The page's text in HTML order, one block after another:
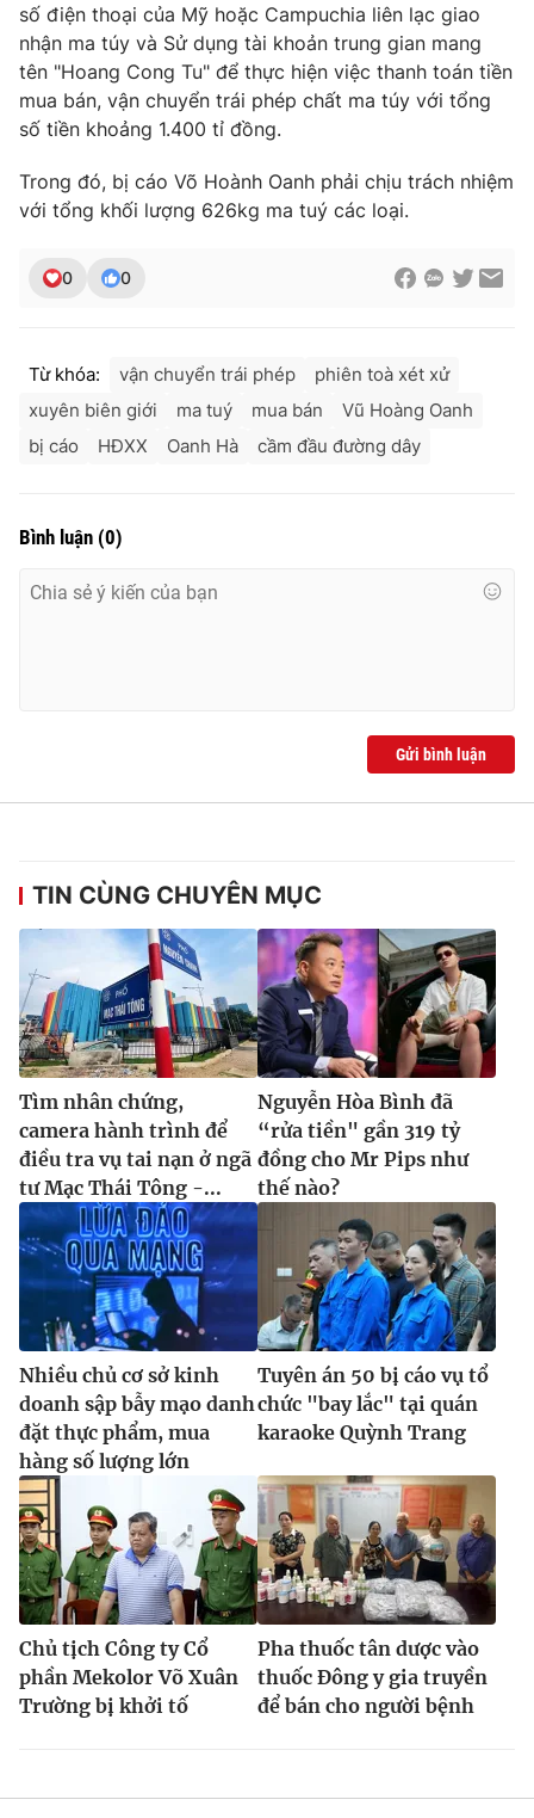
THỜI BÁO VTV
Theo dõi báo trên
Giấy phép hoạt động báo in và báo điện tử số 483/GP-BTTTT
cấp ngày 29/12/2023
Tổng Biên tập:Vũ Thanh Thủy
Phó Tổng Biên tập:Nguyễn Thị Mỹ Hạnh, Phạm Quốc Thắng,
Ðiện thoại Thời báo VTV:
Email:
toasoan@vtv.vn
® Cấm sao chép dưới mọi hình thức nếu không có sự chấp
thuận bằng văn bản. Ghi rõ nguồn VTV.vn khi phát hành lại
thông tin từ website này.
số điện thoại của Mỹ hoặc Campuchia liên lạc giao
nhận ma túy và Sử dụng tài khoản trung gian mang
tên "Hoang Cong Tu" để thực hiện việc thanh toán tiền
mua bán, vận chuyển trái phép chất ma túy với tổng
số tiền khoảng 1.400 tỉ đồng.
Trong đó, bị cáo Võ Hoành Oanh phải chịu trách nhiệm
với tổng khối lượng 626kg ma tuý các loại.
0 0
Từ khóa: vận chuyển trái phép
phiên toà xét xử
xuyên biên giới
ma tuý mua bán
Vũ Hoàng Oanh
bị cáo
HĐXX Oanh Hà cầm đầu đường dây
Bình luận (0)
Gửi bình luận
TIN CÙNG CHUYÊN MỤC
Tìm nhân chứng,
camera hành trình để
điều tra vụ tai nạn ở ngã
tư Mạc Thái Tông -...
Nguyễn Hòa Bình đã
“rửa tiền" gần 319 tỷ
đồng cho Mr Pips như
thế nào?
Nhiều chủ cơ sở kinh
doanh sập bẫy mạo danh
đặt thực phẩm, mua
hàng số lượng lớn
Tuyên án 50 bị cáo vụ tổ
chức "bay lắc" tại quán
karaoke Quỳnh Trang
Chủ tịch Công ty Cổ
phần Mekolor Võ Xuân
Trường bị khởi tố
Pha thuốc tân dược vào
thuốc Đông y gia truyền
để bán cho người bệnh